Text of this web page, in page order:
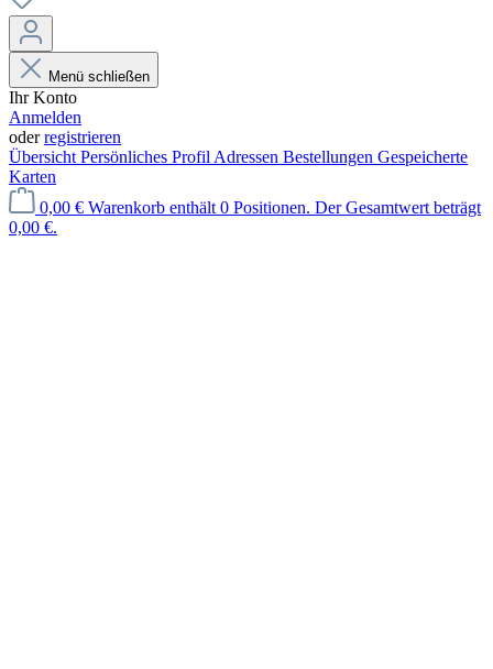
Menü schließen
Ihr Konto
Anmelden
oderregistrieren
Übersicht Persönliches Profil Adressen Bestellungen Gespeicherte
Karten
0,00 € Warenkorb enthält 0 Positionen. Der Gesamtwert beträgt
0,00 €.